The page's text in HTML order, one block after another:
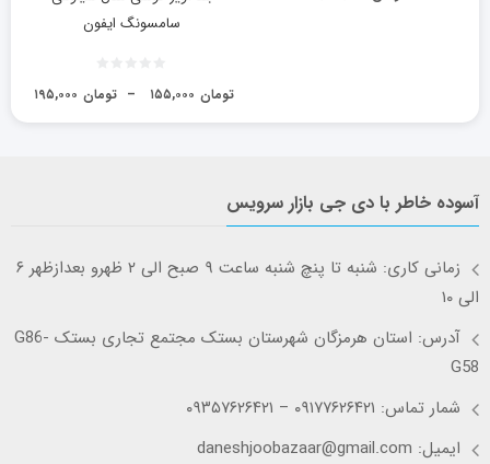
سامسونگ ایفون
۱۹۵,۰۰۰ تومان – ۱۵۵,۰۰۰ تومان
آسوده خاطر با دی جی بازار سرویس
زمانی کاری: شنبه تا پنچ شنبه ساعت ۹ صبح الی ۲ ظهرو بعدازظهر ۶
الی ۱۰
آدرس: استان هرمزگان شهرستان بستک مجتمع تجاری بستک G86-
G58
شمار تماس: ۰۹۱۷۷۶۲۶۴۲۱ – ۰۹۳۵۷۶۲۶۴۲۱
ایمیل: daneshjoobazaar@gmail.com